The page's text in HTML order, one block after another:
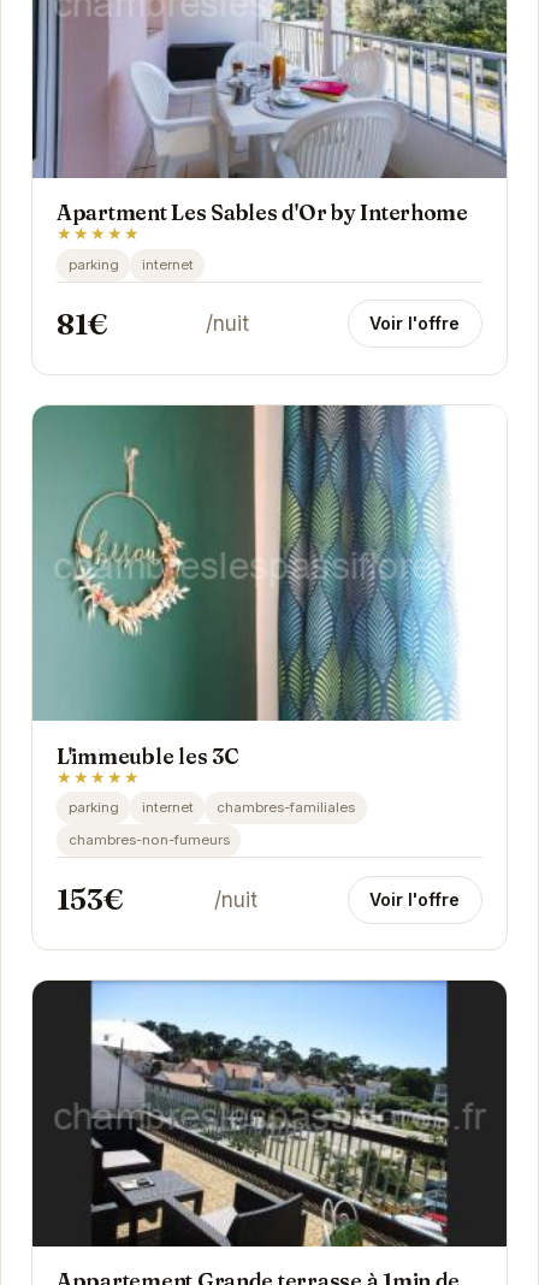
Apartment Les Sables d'Or by Interhome
★★★★★
parking internet
81€ /nuit Voir l'offre
L'immeuble les 3C
★★★★★
parking internet
chambres-familiales
chambres-non-fumeurs
153€ /nuit Voir l'offre